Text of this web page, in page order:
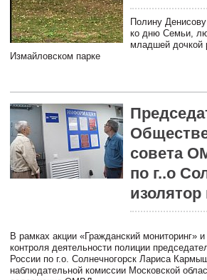
Полину
ко дню Семьи,
младшей дочкой
Измайловском парке
совета
по г..о
В рамках акции «Гражданский мониторинг»
контроля деятельности полиции
России по г.о. Солнечногорск Лариса
наблюдательной комиссии Московской